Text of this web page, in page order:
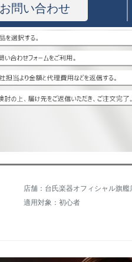
お問い合わせ
店舗：台氏楽器オフィシャル旗艦
適用対象：初心者